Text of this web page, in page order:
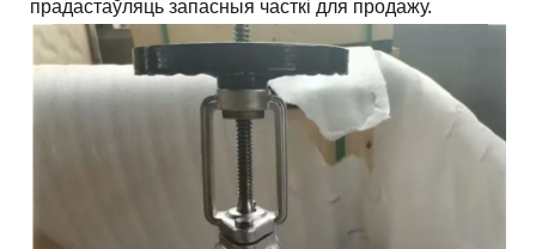
прадастаўляць запасныя часткі для продажу.